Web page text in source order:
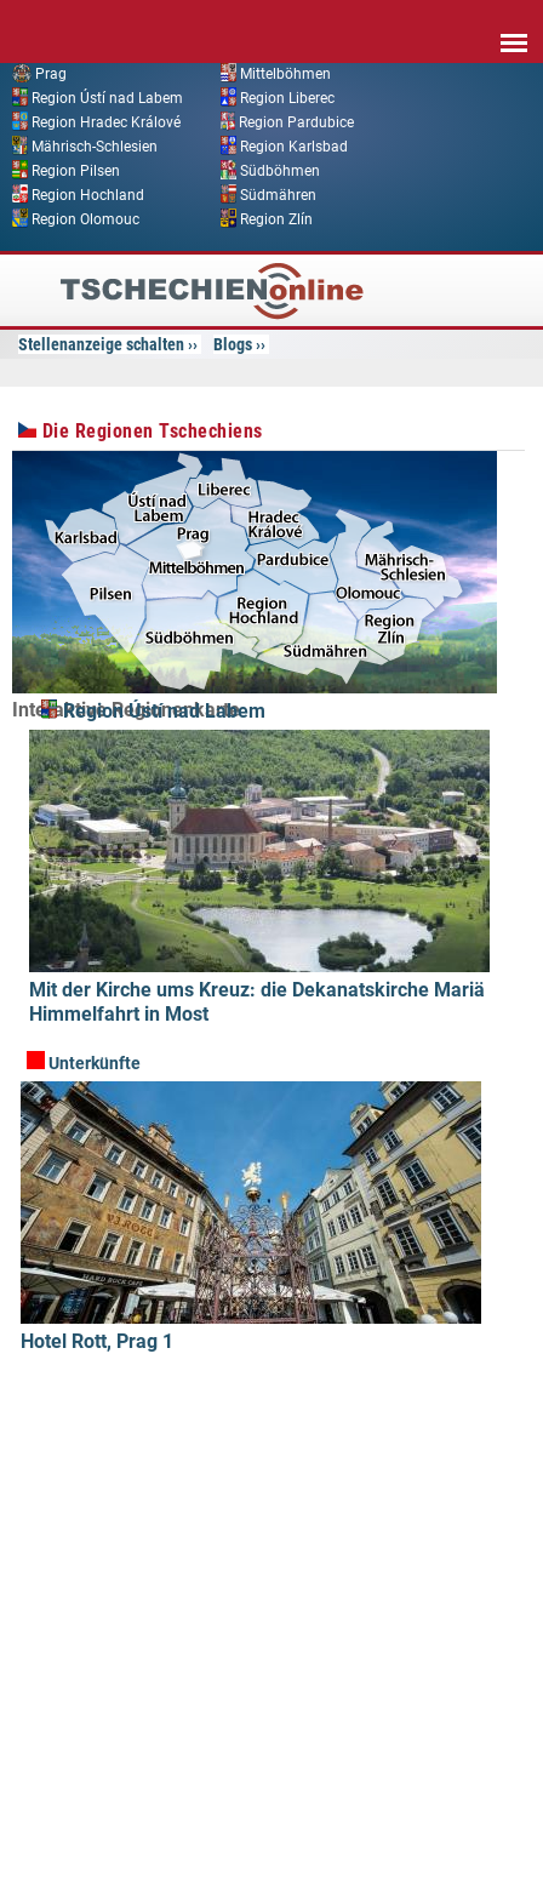
Prag
Mittelböhmen
Region Ústí nad Labem
Region Liberec
Region Hradec Králové
Region Pardubice
Mährisch-Schlesien
Region Karlsbad
Region Pilsen
Südböhmen
Region Hochland
Südmähren
Region Olomouc
Region Zlín
Tschechien
Online
Stellenanzeige schalten Blogs
Die Regionen Tschechiens
Interaktive Regionenkarte
Region Ústí nad Labem
Mit der Kirche ums Kreuz: die Dekanatskirche Mariä
Himmelfahrt in Most
Unterkünfte
Hotel Rott, Prag 1